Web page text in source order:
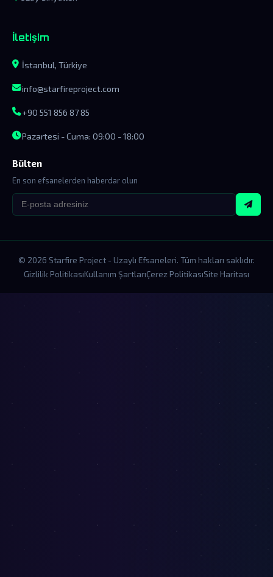
İletişim
İstanbul, Türkiye
info@starfireproject.com
+90 551 856 87 85
Pazartesi - Cuma: 09:00 - 18:00
Bülten
En son efsanelerden haberdar olun
© 2026 Starfire Project - Uzaylı Efsaneleri. Tüm hakları saklıdır.
Gizlilik PolitikasıKullanım ŞartlarıÇerez PolitikasıSite Haritası